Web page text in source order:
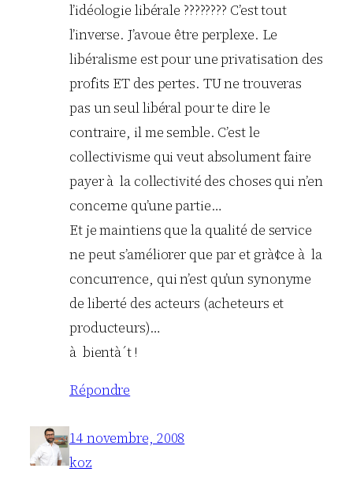
l’idéologie libérale ???????? C’est tout
l’inverse. J’avoue être perplexe. Le
libéralisme est pour une privatisation des
profits ET des pertes. TU ne trouveras
pas un seul libéral pour te dire le
contraire, il me semble. C’est le
collectivisme qui veut absolument faire
payer à la collectivité des choses qui n’en
concerne qu’une partie…
Et je maintiens que la qualité de service
ne peut s’améliorer que par et grà¢ce à la
concurrence, qui n’est qu’un synonyme
de liberté des acteurs (acheteurs et
producteurs)…
à bientà´t !
Répondre
14 novembre, 2008
koz